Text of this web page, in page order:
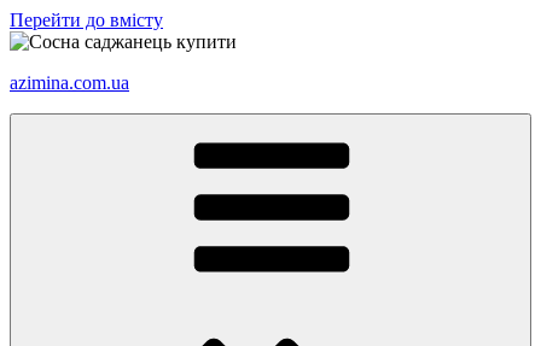
Перейти до вмісту
azimina.com.ua